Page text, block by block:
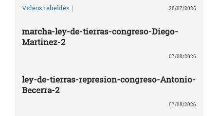
Vídeos rebeldes | 28/07/2026
marcha-ley-de-tierras-congreso-Diego-
Martinez-2
07/08/2026
ley-de-tierras-represion-congreso-Antonio-
Becerra-2
07/08/2026